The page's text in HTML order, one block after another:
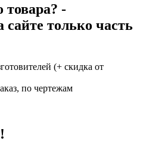
-
только часть
(+ скидка от
по чертежам